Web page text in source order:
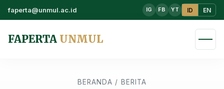
faperta@unmul.ac.id IG FB YT ID EN
FAPERTA UNMUL
BERANDA / BERITA